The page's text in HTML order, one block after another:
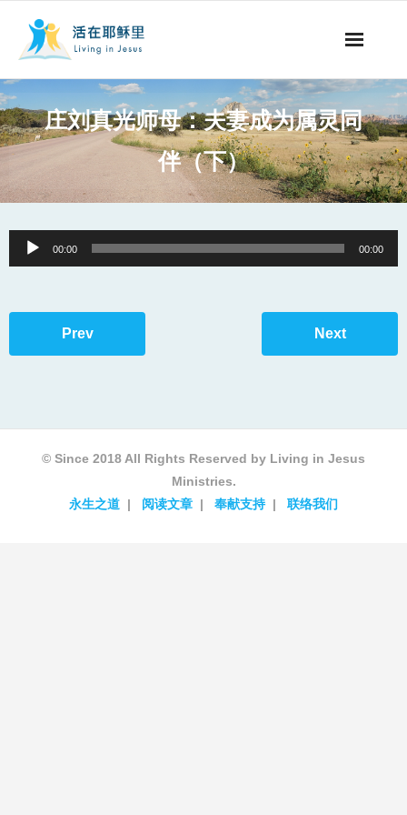
视听节目
阅读文章
永生之道
其他语言
庄刘真光师母：夫妻成为属灵同
伴（下）
Audio
Player
00:00 00:00
Prev Next
© Since 2018 All Rights Reserved by Living in Jesus
Ministries.
永生之道
阅读文章 奉献支持 联络我们